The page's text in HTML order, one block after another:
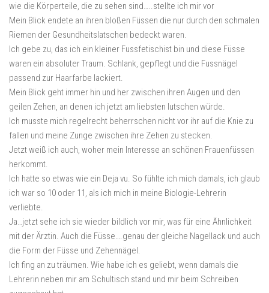
wie die Körperteile, die zu sehen sind…..stellte ich mir vor
Mein Blick endete an ihren bloßen Füssen die nur durch den schmalen
Riemen der Gesundheitslatschen bedeckt waren.
Ich gebe zu, das ich ein kleiner Fussfetischist bin und diese Füsse
waren ein absoluter Traum. Schlank, gepflegt und die Fussnägel
passend zur Haarfarbe lackiert.
Mein Blick geht immer hin und her zwischen ihren Augen und den
geilen Zehen, an denen ich jetzt am liebsten lutschen würde.
Ich musste mich regelrecht beherrschen nicht vor ihr auf die Knie zu
fallen und meine Zunge zwischen ihre Zehen zu stecken.
Jetzt weiß ich auch, woher mein Interesse an schönen Frauenfüssen
herkommt.
Ich hatte so etwas wie ein Deja vu. So fühlte ich mich damals, ich glaub
ich war so 10 oder 11, als ich mich in meine Biologie-Lehrerin
verliebte.
Ja…jetzt sehe ich sie wieder bildlich vor mir, was für eine Ähnlichkeit
mit der Ärztin. Auch die Füsse….genau der gleiche Nagellack und auch
die Form der Füsse und Zehennägel.
Ich fing an zu träumen. Wie habe ich es geliebt, wenn damals die
Lehrerin neben mir am Schultisch stand und mir beim Schreiben